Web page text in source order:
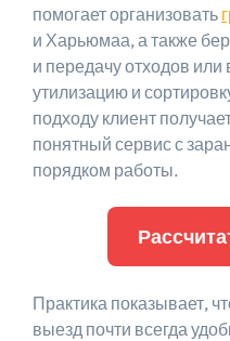
помогает организовать
и Харьюмаа, а также
и передачу отходов
утилизацию и
подходу клиент
понятный сервис с
порядком работы.
Практика показывает,
выезд почти всегда